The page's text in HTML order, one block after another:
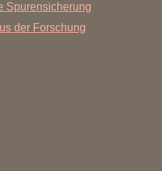
Spurensicherung
der Forschung